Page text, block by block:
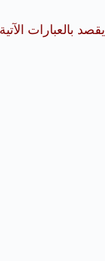
يقصد بالعبارات